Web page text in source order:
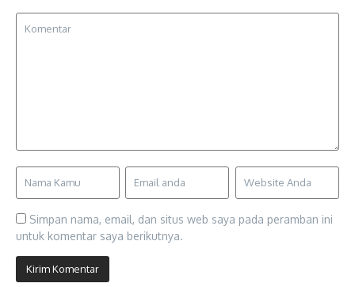
Simpan nama, email, dan situs web saya pada peramban ini
untuk komentar saya berikutnya.